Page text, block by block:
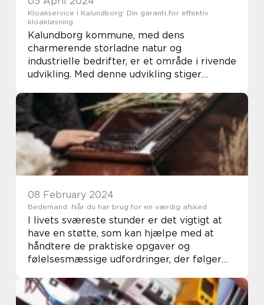
Kloakservice i Kalundborg: Din garanti for effektiv
kloakløsning
Kalundborg kommune, med dens
charmerende storladne natur og
industrielle bedrifter, er et område i rivende
udvikling. Med denne udvikling stiger
serviceydelser, herunder essentielle
kloakkeringsløsninger, der sikr...
08 February 2024
Bedemand: Når du har brug for en værdig afsked
I livets sværeste stunder er det vigtigt at
have en støtte, som kan hjælpe med at
håndtere de praktiske opgaver og
følelsesmæssige udfordringer, der følger
lokale bedemænd for at give dig og din
familie den n...